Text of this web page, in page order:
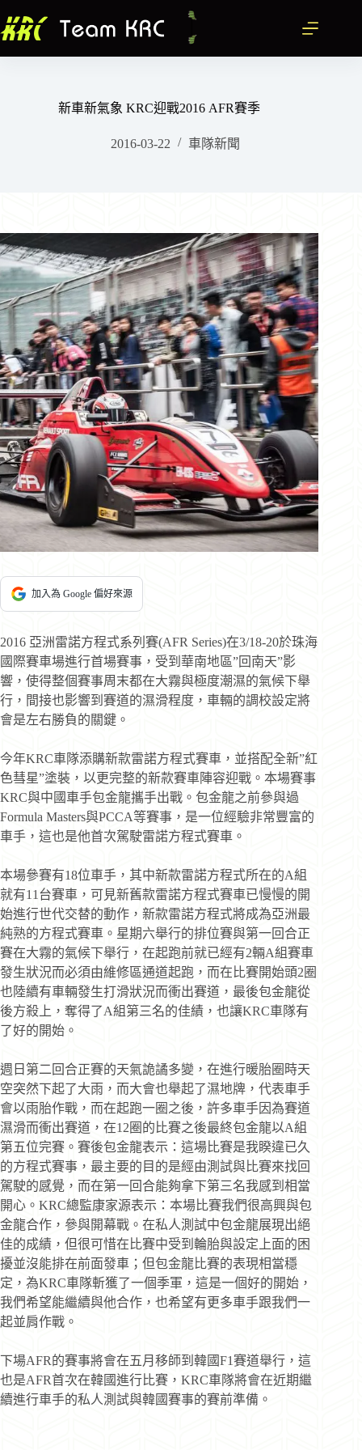
至
新車新氣象 KRC迎戰2016 AFR賽季
2016-03-22 車隊新聞
加入為 Google 偏好來源
2016 亞洲雷諾方程式系列賽(AFR Series)在3/18-20於珠海
國際賽車場進行首場賽事，受到華南地區”回南天”影
響，使得整個賽事周末都在大霧與極度潮濕的氣候下舉
行，間接也影響到賽道的濕滑程度，車輛的調校設定將
會是左右勝負的關鍵。
今年KRC車隊添購新款雷諾方程式賽車，並搭配全新”紅
色彗星”塗裝，以更完整的新款賽車陣容迎戰。本場賽事
KRC與中國車手包金龍攜手出戰。包金龍之前參與過
Formula Masters與PCCA等賽事，是一位經驗非常豐富的
車手，這也是他首次駕駛雷諾方程式賽車。
本場參賽有18位車手，其中新款雷諾方程式所在的A組
就有11台賽車，可見新舊款雷諾方程式賽車已慢慢的開
始進行世代交替的動作，新款雷諾方程式將成為亞洲最
純熟的方程式賽車。星期六舉行的排位賽與第一回合正
賽在大霧的氣候下舉行，在起跑前就已經有2輛A組賽車
發生狀況而必須由維修區通道起跑，而在比賽開始頭2圈
也陸續有車輛發生打滑狀況而衝出賽道，最後包金龍從
後方殺上，奪得了A組第三名的佳績，也讓KRC車隊有
了好的開始。
週日第二回合正賽的天氣詭譎多變，在進行暖胎圈時天
空突然下起了大雨，而大會也舉起了濕地牌，代表車手
會以雨胎作戰，而在起跑一圈之後，許多車手因為賽道
濕滑而衝出賽道，在12圈的比賽之後最終包金龍以A組
第五位完賽。賽後包金龍表示：這場比賽是我睽違已久
的方程式賽事，最主要的目的是經由測試與比賽來找回
駕駛的感覺，而在第一回合能夠拿下第三名我感到相當
開心。KRC總監康家源表示：本場比賽我們很高興與包
金龍合作，參與開幕戰。在私人測試中包金龍展現出絕
佳的成績，但很可惜在比賽中受到輪胎與設定上面的困
擾並沒能排在前面發車；但包金龍比賽的表現相當穩
定，為KRC車隊斬獲了一個季軍，這是一個好的開始，
我們希望能繼續與他合作，也希望有更多車手跟我們一
起並肩作戰。
下場AFR的賽事將會在五月移師到韓國F1賽道舉行，這
也是AFR首次在韓國進行比賽，KRC車隊將會在近期繼
續進行車手的私人測試與韓國賽事的賽前準備。